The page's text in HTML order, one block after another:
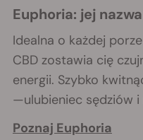
Euphoria: jej
Idealna o każdej
CBD zostawia cię
energii. Szybko
—ulubieniec sędziów i
Poznaj Euphoria